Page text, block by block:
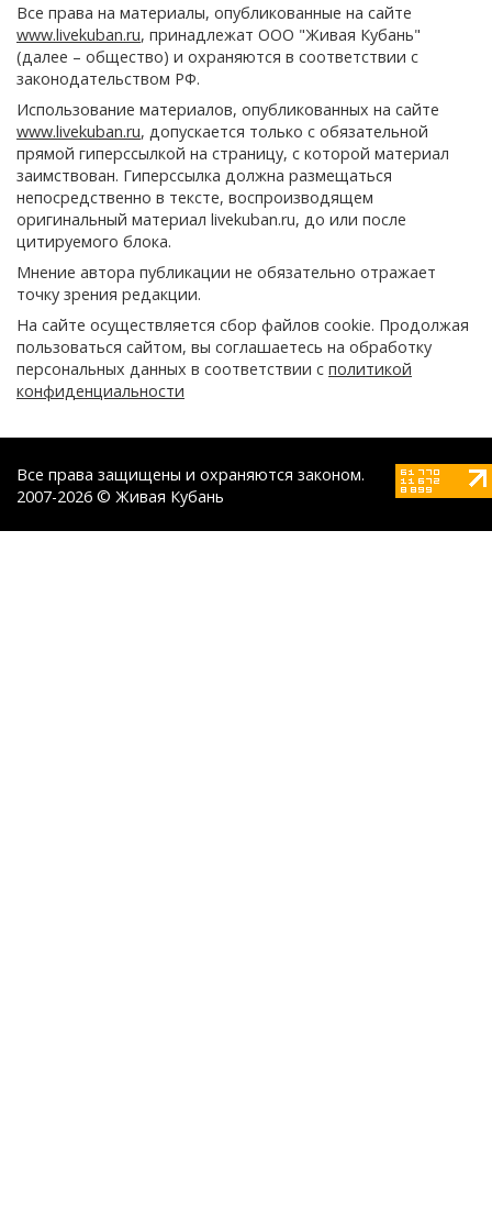
Все права на материалы, опубликованные на сайте
www.livekuban.ru, принадлежат ООО "Живая Кубань"
(далее – общество) и охраняются в соответствии с
законодательством РФ.
Использование материалов, опубликованных на сайте
www.livekuban.ru, допускается только с обязательной
прямой гиперссылкой на страницу, с которой материал
заимствован. Гиперссылка должна размещаться
непосредственно в тексте, воспроизводящем
оригинальный материал livekuban.ru, до или после
цитируемого блока.
Мнение автора публикации не обязательно отражает
точку зрения редакции.
На сайте осуществляется сбор файлов cookie. Продолжая
пользоваться сайтом, вы соглашаетесь на обработку
персональных данных в соответствии с политикой
конфиденциальности
Все права защищены и охраняются законом.
2007-2026 © Живая Кубань